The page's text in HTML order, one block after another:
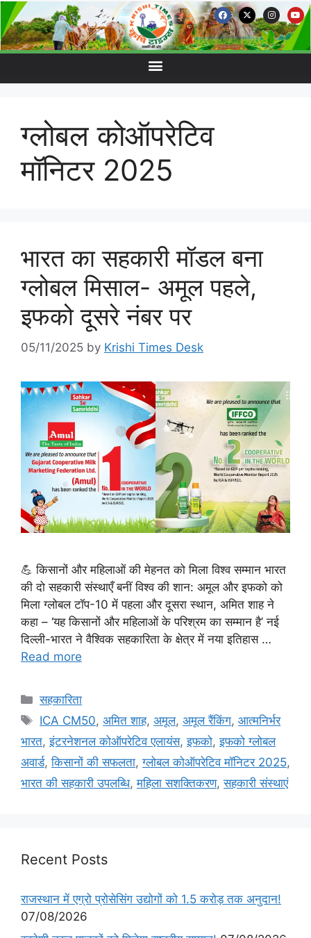
ग्लोबल कोऑपरेटिव
मॉनिटर 2025
भारत का सहकारी मॉडल बना
ग्लोबल मिसाल- अमूल पहले,
इफको दूसरे नंबर पर
05/11/2025 by Krishi Times Desk
💪 किसानों और महिलाओं की मेहनत को मिला विश्व सम्मान भारत
की दो सहकारी संस्थाएँ बनीं विश्व की शान: अमूल और इफको को
मिला ग्लोबल टॉप-10 में पहला और दूसरा स्थान, अमित शाह ने
कहा – ‘यह किसानों और महिलाओं के परिश्रम का सम्मान है’ नई
दिल्ली-भारत ने वैश्विक सहकारिता के क्षेत्र में नया इतिहास …
Read more
सहकारिता
ICA CM50,अमित शाह,अमूल,अमूल रैंकिंग,आत्मनिर्भर
भारत,इंटरनेशनल कोऑपरेटिव एलायंस,इफको,इफको ग्लोबल
अवार्ड,किसानों की सफलता,ग्लोबल कोऑपरेटिव मॉनिटर 2025,
भारत की सहकारी उपलब्धि,महिला सशक्तिकरण,सहकारी संस्थाएं
Recent Posts
राजस्थान में एग्रो प्रोसेसिंग उद्योगों को 1.5 करोड़ तक अनुदान!
07/08/2026